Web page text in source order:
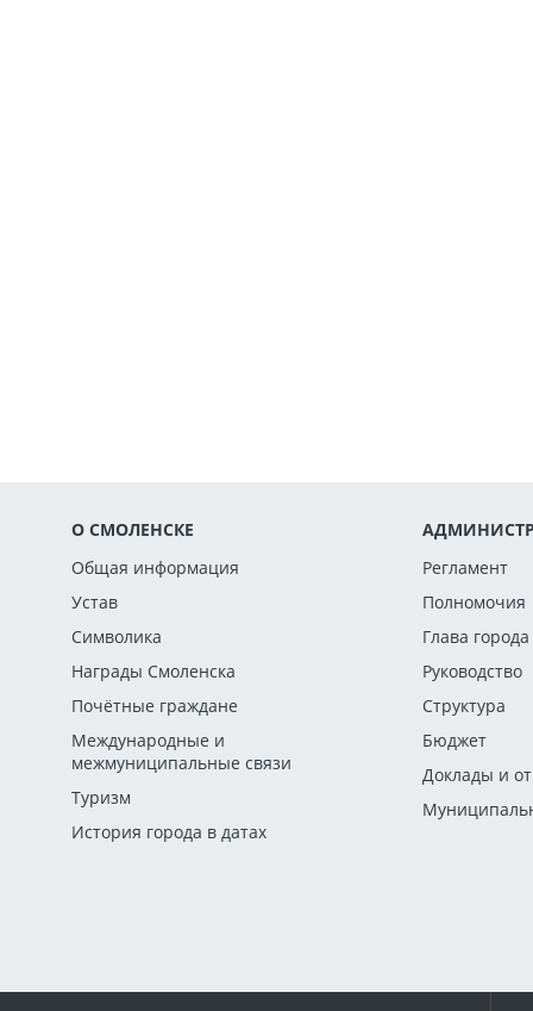
О СМОЛЕНСКЕ
Общая информация
Устав
Символика
Награды Смоленска
Почётные граждане
Международные и
межмуниципальные связи
Туризм
История города в датах
Регламент
Полномочия
Глава города
Руководство
Структура
Бюджет
Доклады и